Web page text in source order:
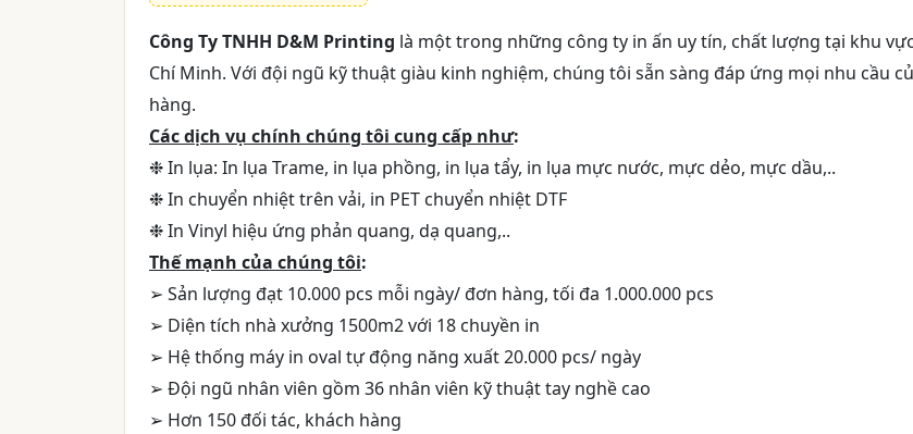
Công Ty TNHH D&M Printing là một trong những công ty in ấn uy tín, chất lượng tại khu
Chí Minh. Với đội ngũ kỹ thuật giàu kinh nghiệm, chúng tôi sẵn sàng đáp ứng mọi nhu cầu
hàng.
Các dịch vụ chính chúng tôi cung cấp như:
❉ In lụa: In lụa Trame, in lụa phồng, in lụa tẩy, in lụa mực nước, mực dẻo, mực dầu,..
❉ In chuyển nhiệt trên vải, in PET chuyển nhiệt DTF
❉ In Vinyl hiệu ứng phản quang, dạ quang,..
Thế mạnh của chúng tôi:
➢ Sản lượng đạt 10.000 pcs mỗi ngày/ đơn hàng, tối đa 1.000.000 pcs
➢ Diện tích nhà xưởng 1500m2 với 18 chuyền in
➢ Hệ thống máy in oval tự động năng xuất 20.000 pcs/ ngày
➢ Đội ngũ nhân viên gồm 36 nhân viên kỹ thuật tay nghề cao
➢ Hơn 150 đối tác, khách hàng